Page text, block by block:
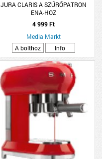
JURA CLARIS A SZŰRŐPATRON
ENA-HOZ
4 999 Ft
Media Markt
A bolthoz
Info